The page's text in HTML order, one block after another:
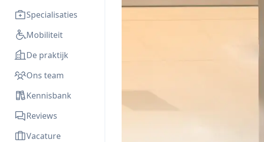
Specialisaties
Mobiliteit
De praktijk
Ons team
Kennisbank
Reviews
Vacature